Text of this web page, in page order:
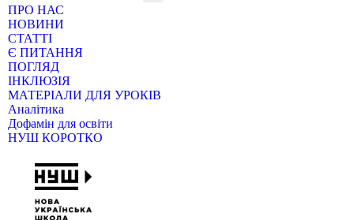
ПРО НАС
НОВИНИ
СТАТТІ
Є ПИТАННЯ
ПОГЛЯД
ІНКЛЮЗІЯ
МАТЕРІАЛИ ДЛЯ УРОКІВ
Аналітика
Дофамін для освіти
НУШ КОРОТКО